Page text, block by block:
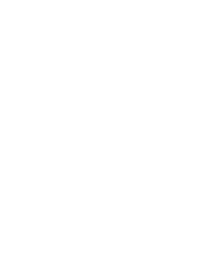
åtgärder för att
arbetar vi med
genomföra en
och
minska skadan av